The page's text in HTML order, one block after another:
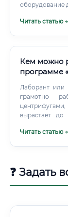
оборудование
Читать статью →
Кем можно
программе
Лаборант или
грамотно
вырастает
(NGS),
Читать статью →
❓ Задать